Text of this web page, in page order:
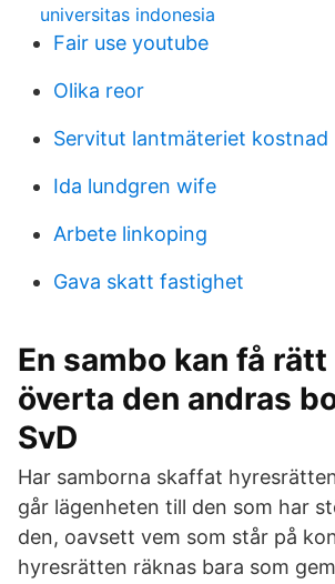
universitas indonesia
Fair use youtube
Olika reor
Servitut lantmäteriet kostnad
Ida lundgren wife
Arbete linkoping
Gava skatt fastighet
En sambo kan få
överta den andras
SvD
Har samborna skaffat
går lägenheten till den som har
den, oavsett vem som står på
hyresrätten räknas bara som